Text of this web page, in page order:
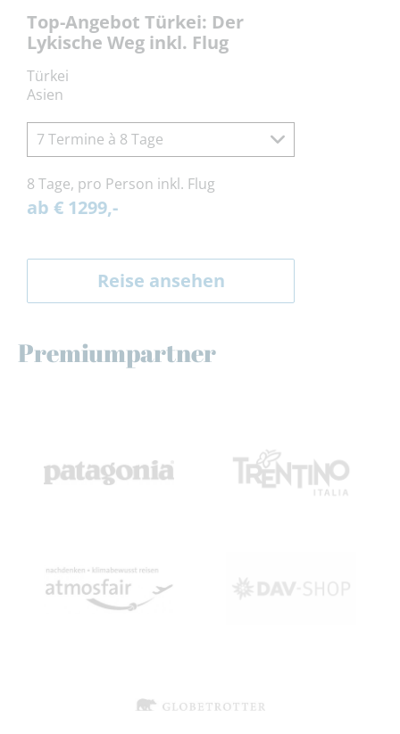
Top-Angebot Türkei: Der
Lykische Weg inkl. Flug
Türkei
Asien
7 Termine à 8 Tage
8 Tage, pro Person inkl. Flug
ab € 1299,-
Reise ansehen
Premiumpartner